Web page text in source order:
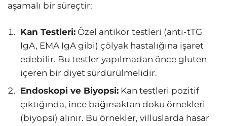
aşamalı bir süreçtir:
Kan Testleri: Özel antikor testleri (anti-tTG
IgA, EMA IgA gibi) çölyak hastalığına işaret
edebilir. Bu testler yapılmadan önce gluten
içeren bir diyet sürdürülmelidir.
Endoskopi ve Biyopsi: Kan testleri pozitif
çıktığında, ince bağırsaktan doku örnekleri
(biyopsi) alınır. Bu örnekler, villuslarda hasar